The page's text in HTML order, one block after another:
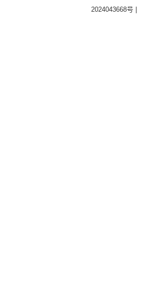
2024043668号